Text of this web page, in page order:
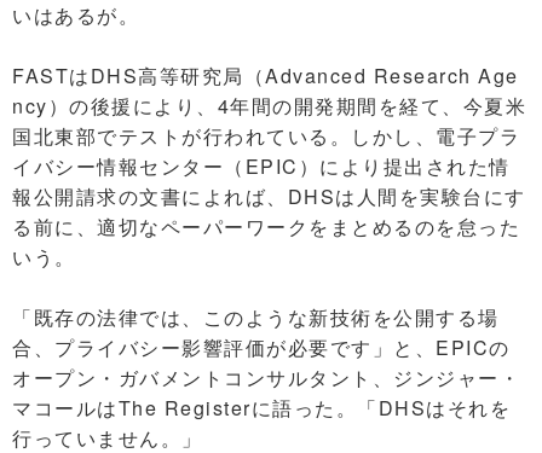
いはあるが。
FASTはDHS高等研究局（Advanced Research Age
ncy）の後援により、4年間の開発期間を経て、今夏米
国北東部でテストが行われている。しかし、電子プラ
イバシー情報センター（EPIC）により提出された情
報公開請求の文書によれば、DHSは人間を実験台にす
る前に、適切なペーパーワークをまとめるのを怠った
いう。
「既存の法律では、このような新技術を公開する場
合、プライバシー影響評価が必要です」と、EPICの
オープン・ガバメントコンサルタント、ジンジャー・
マコールはThe Registerに語った。「DHSはそれを
行っていません。」